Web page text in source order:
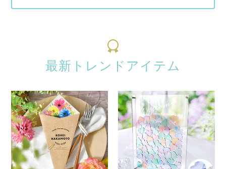
最新トレンドアイテム